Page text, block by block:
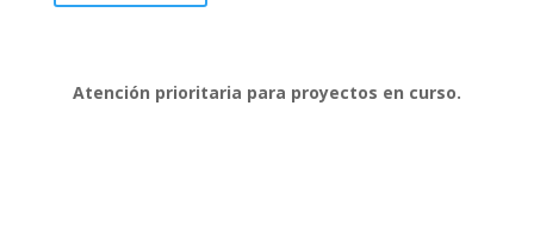
Atención prioritaria para proyectos en curso.